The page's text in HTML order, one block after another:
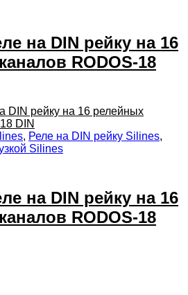
на DIN рейку на 16
RODOS-18
, Реле на DIN рейку Silines,
Silines
на DIN рейку на 16
RODOS-18